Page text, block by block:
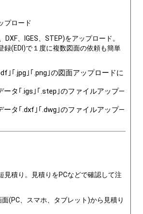
プロード
DXF、IGES、STEP)をアップロード。
録(EDI)で１度に複数図面の依頼も簡単
｣｢.jpg｣｢.png｣の図面アップロードに
ータ｢.igs｣｢.step｣のファイルアップ―
ータ｢.dxf｣｢.dwg｣のファイルアップ―
見積り。見積りをPCなどで確認して注
(PC、スマホ、タブレット)から見積り